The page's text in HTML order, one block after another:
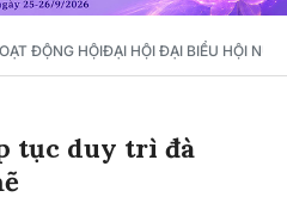
ĐỘNG HỘIĐẠI HỘI ĐẠI BIỂU HỘI NỮ
tục duy trì đà